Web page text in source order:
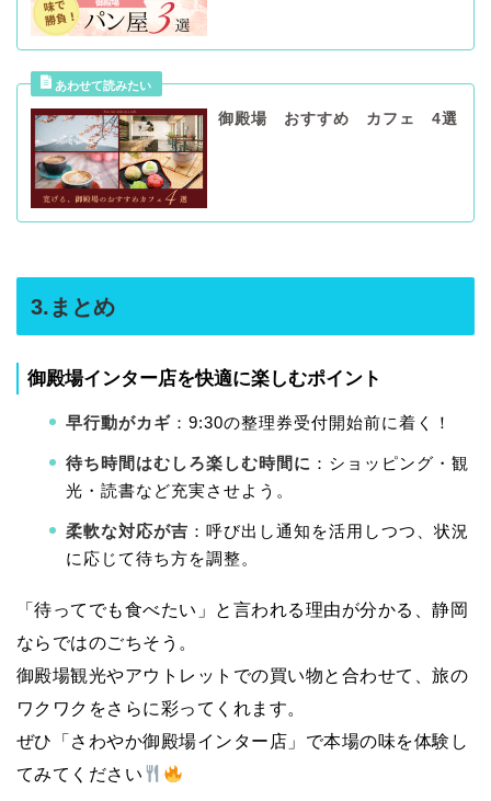
御殿場 おすすめ カフェ 4選
3.まとめ
御殿場インター店を快適に楽しむポイント
早行動がカギ ：9:30の整理券受付開始前に着く！
待ち時間はむしろ楽しむ時間に ：ショッピング・観
光・読書など充実させよう。
柔軟な対応が吉 ：呼び出し通知を活用しつつ、状況
に応じて待ち方を調整。
「待ってでも食べたい」と言われる理由が分かる、静岡
ならではのごちそう。
御殿場観光やアウトレットでの買い物と合わせて、旅の
ワクワクをさらに彩ってくれます。
ぜひ「さわやか御殿場インター店」で本場の味を体験し
てみてください